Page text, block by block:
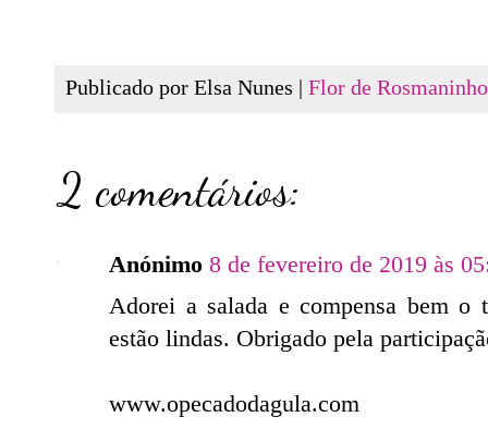
Publicado por Elsa Nunes | Flor de
2 comentários:
Anónimo 8 de fevereiro de 2019 às
Adorei a salada e compensa bem
estão lindas. Obrigado pela
www.opecadodagula.com